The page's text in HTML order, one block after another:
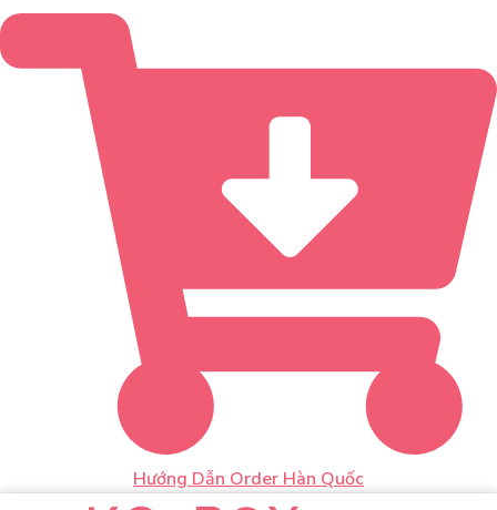
Hướng Dẫn Order Hàn Quốc